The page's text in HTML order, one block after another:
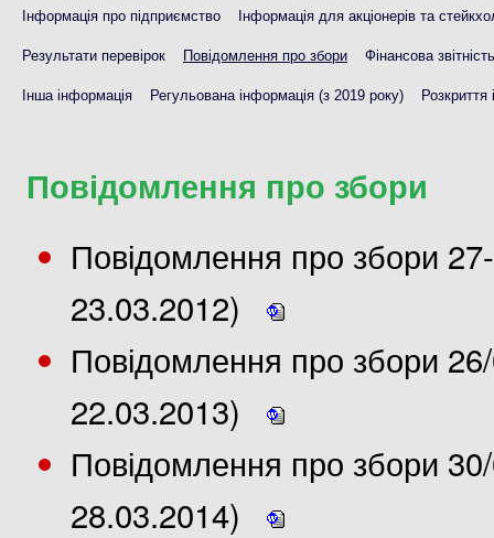
Інформація про підприємство Інформація для акціонерів та
Результати перевірок Повідомлення про збори Фінансова
Інша інформація Регульована інформація (з 2019 року) Розкриття
Повідомлення про збори
Повідомлення про збори
23.03.2012)
Повідомлення про збори
22.03.2013)
Повідомлення про збори
28.03.2014)